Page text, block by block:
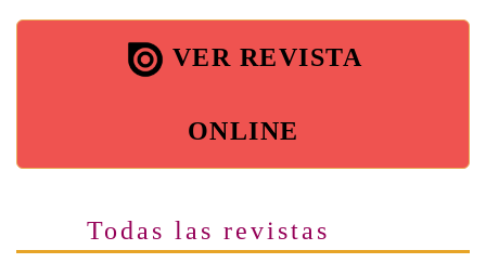
VER REVISTA
ONLINE
Todas las revistas